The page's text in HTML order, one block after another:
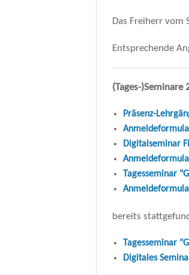
Das Freiherr vom
Entsprechende
(Tages-
Präsenz-
Digitalseminar
Tagesseminar
bereits
Tagesseminar
Digitales